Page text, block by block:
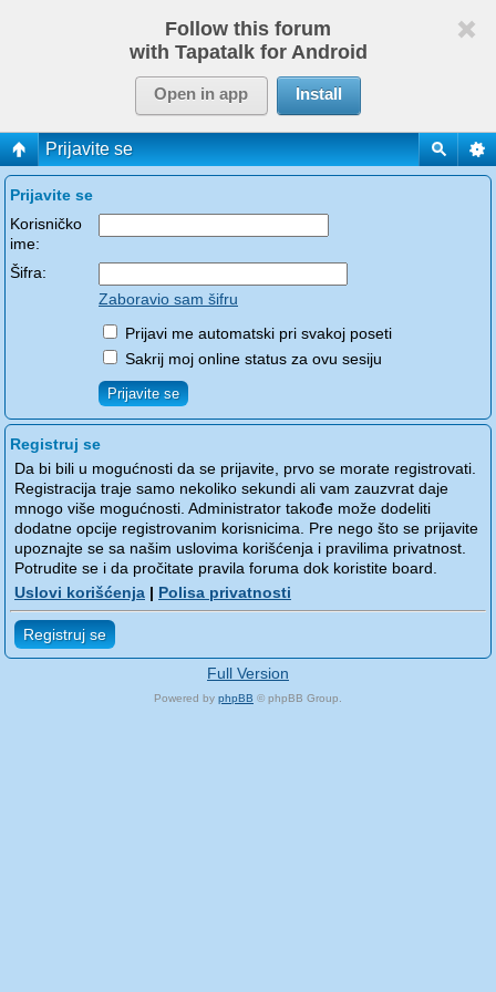
Follow this forum
with Tapatalk for Android
Open in app Install
Prijavite se
Prijavite se
Korisničko
ime:
Šifra:
Zaboravio sam šifru
Prijavi me automatski pri svakoj poseti
Sakrij moj online status za ovu sesiju
Registruj se
Da bi bili u mogućnosti da se prijavite, prvo se morate registrovati.
Registracija traje samo nekoliko sekundi ali vam zauzvrat daje
mnogo više mogućnosti. Administrator takođe može dodeliti
dodatne opcije registrovanim korisnicima. Pre nego što se prijavite
upoznajte se sa našim uslovima korišćenja i pravilima privatnost.
Potrudite se i da pročitate pravila foruma dok koristite board.
Uslovi korišćenja | Polisa privatnosti
Registruj se
Full Version
Powered by phpBB © phpBB Group.